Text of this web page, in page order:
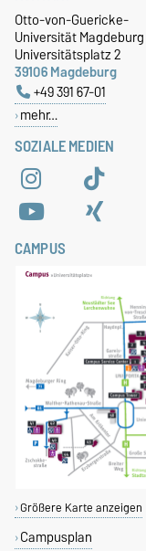
SOZIALE MEDIEN
Otto-von-Guericke-
Universität Magdeburg
Universitätsplatz 2
39106 Magdeburg
+49 391 67-01
mehr…
CAMPUS
Größere Karte anzeigen
Campusplan